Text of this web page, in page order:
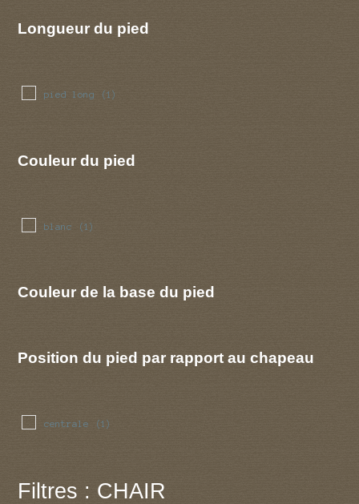
Longueur du pied
pied long (1)
Couleur du pied
blanc (1)
Couleur de la base du pied
Position du pied par rapport au chapeau
centrale (1)
Filtres : CHAIR